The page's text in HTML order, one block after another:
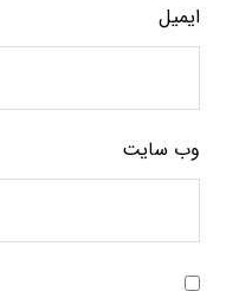
ایمیل
وب‌ سایت